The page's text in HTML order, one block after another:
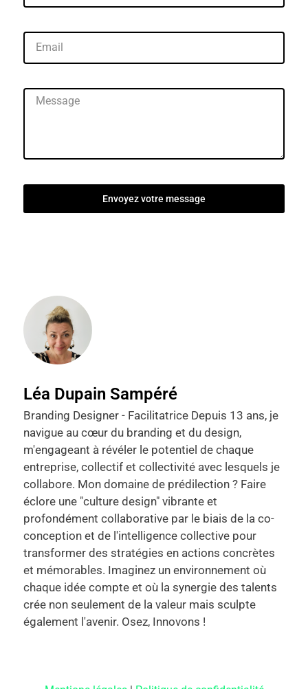
Envoyez votre message
Léa Dupain Sampéré
Branding Designer - Facilitatrice Depuis 13 ans, je
navigue au cœur du branding et du design,
m'engageant à révéler le potentiel de chaque
entreprise, collectif et collectivité avec lesquels je
collabore. Mon domaine de prédilection ? Faire
éclore une "culture design" vibrante et
profondément collaborative par le biais de la co-
conception et de l'intelligence collective pour
transformer des stratégies en actions concrètes
et mémorables. Imaginez un environnement où
chaque idée compte et où la synergie des talents
crée non seulement de la valeur mais sculpte
également l'avenir. Osez, Innovons !